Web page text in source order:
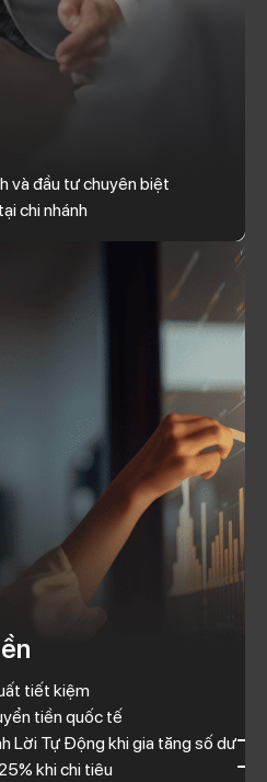
và đầu tư chuyên biệt
chi nhánh
tiết kiệm
tiền quốc tế
Lời Tự Động khi gia tăng số dư
khi chi tiêu